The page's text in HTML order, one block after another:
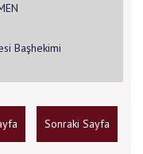
Başhekimi
Sonraki Sayfa